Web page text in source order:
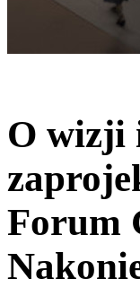
O wizji
Forum